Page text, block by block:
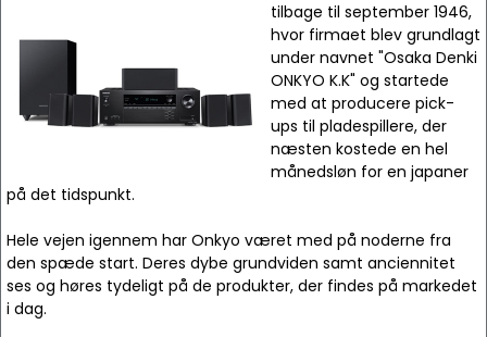
tilbage til september 1946,
hvor firmaet blev grundlagt
under navnet "Osaka Denki
ONKYO K.K" og startede
med at producere pick-
ups til pladespillere, der
næsten kostede en hel
månedsløn for en japaner
på det tidspunkt.
Hele vejen igennem har Onkyo været med på noderne fra
den spæde start. Deres dybe grundviden samt anciennitet
ses og høres tydeligt på de produkter, der findes på markedet
i dag.